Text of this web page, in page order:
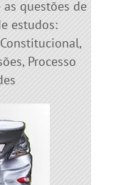
questões de
estudos:
Processo